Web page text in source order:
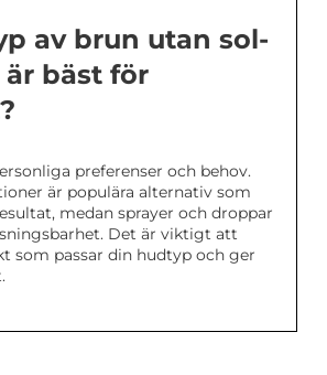
av brun utan sol-
bäst för
preferenser och behov.
är populära alternativ som
medan sprayer och droppar
Det är viktigt att
som passar din hudtyp och ger